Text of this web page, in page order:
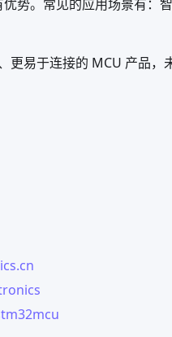
势。常见的应用场景有：
更易于连接的 MCU 产品，